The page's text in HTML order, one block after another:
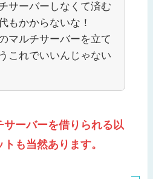
サーバーしなくて済む
もかからないな！
マルチサーバーを立て
これでいいんじゃない
サーバーを借りられる以
も当然あります。